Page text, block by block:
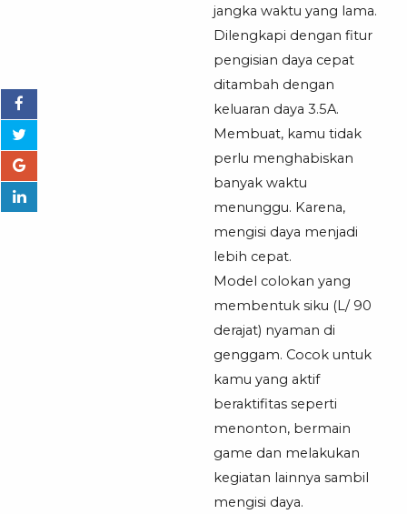
jangka waktu yang lama.
Dilengkapi dengan fitur
pengisian daya cepat
ditambah dengan
keluaran daya 3.5A.
Membuat, kamu tidak
perlu menghabiskan
banyak waktu
menunggu. Karena,
mengisi daya menjadi
lebih cepat.
Model colokan yang
membentuk siku (L/ 90
derajat) nyaman di
genggam. Cocok untuk
kamu yang aktif
beraktifitas seperti
menonton, bermain
game dan melakukan
kegiatan lainnya sambil
mengisi daya.